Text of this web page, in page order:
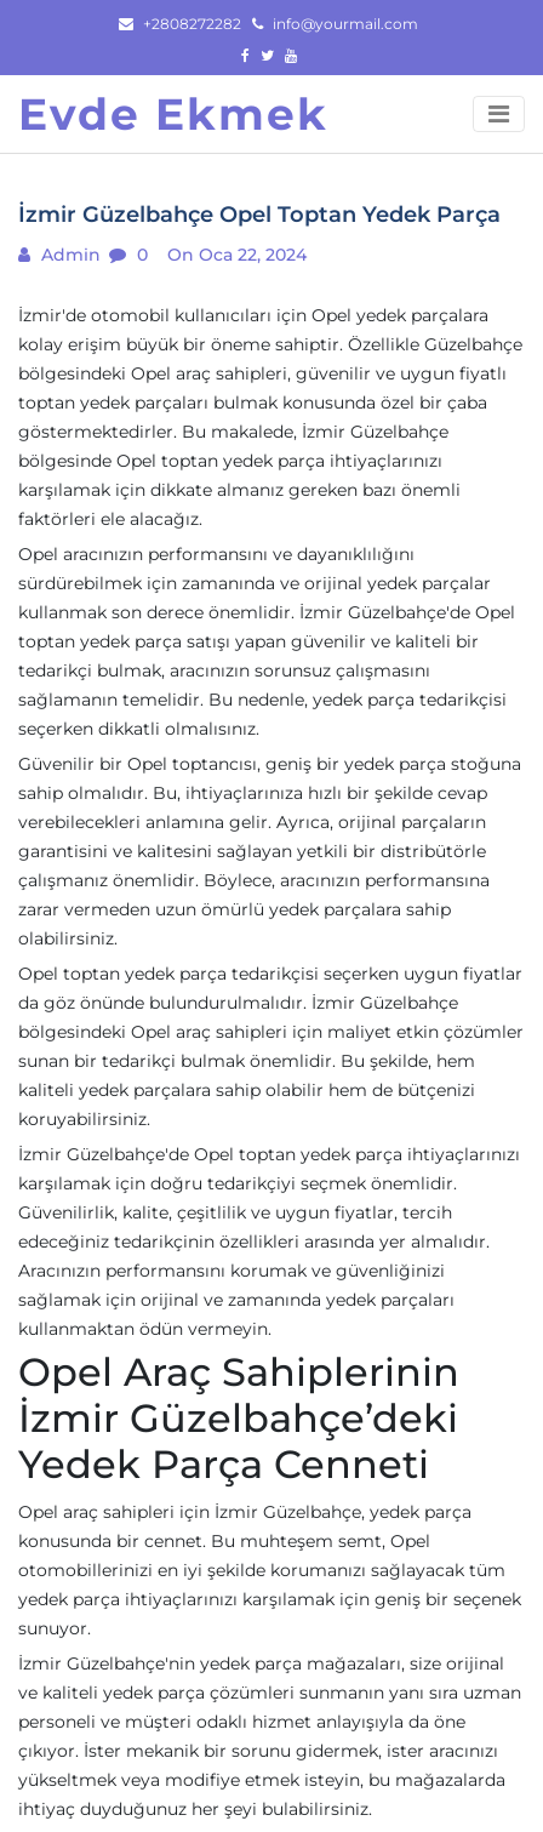
content
+2808272282 info@yourmail.com
Evde Ekmek
İzmir Güzelbahçe Opel Toptan Yedek Parça
Admin 0 On Oca 22, 2024
İzmir'de otomobil kullanıcıları için Opel yedek parçalara
kolay erişim büyük bir öneme sahiptir. Özellikle Güzelbahçe
bölgesindeki Opel araç sahipleri, güvenilir ve uygun fiyatlı
toptan yedek parçaları bulmak konusunda özel bir çaba
göstermektedirler. Bu makalede, İzmir Güzelbahçe
bölgesinde Opel toptan yedek parça ihtiyaçlarınızı
karşılamak için dikkate almanız gereken bazı önemli
faktörleri ele alacağız.
Opel aracınızın performansını ve dayanıklılığını
sürdürebilmek için zamanında ve orijinal yedek parçalar
kullanmak son derece önemlidir. İzmir Güzelbahçe'de Opel
toptan yedek parça satışı yapan güvenilir ve kaliteli bir
tedarikçi bulmak, aracınızın sorunsuz çalışmasını
sağlamanın temelidir. Bu nedenle, yedek parça tedarikçisi
seçerken dikkatli olmalısınız.
Güvenilir bir Opel toptancısı, geniş bir yedek parça stoğuna
sahip olmalıdır. Bu, ihtiyaçlarınıza hızlı bir şekilde cevap
verebilecekleri anlamına gelir. Ayrıca, orijinal parçaların
garantisini ve kalitesini sağlayan yetkili bir distribütörle
çalışmanız önemlidir. Böylece, aracınızın performansına
zarar vermeden uzun ömürlü yedek parçalara sahip
olabilirsiniz.
Opel toptan yedek parça tedarikçisi seçerken uygun fiyatlar
da göz önünde bulundurulmalıdır. İzmir Güzelbahçe
bölgesindeki Opel araç sahipleri için maliyet etkin çözümler
sunan bir tedarikçi bulmak önemlidir. Bu şekilde, hem
kaliteli yedek parçalara sahip olabilir hem de bütçenizi
koruyabilirsiniz.
İzmir Güzelbahçe'de Opel toptan yedek parça ihtiyaçlarınızı
karşılamak için doğru tedarikçiyi seçmek önemlidir.
Güvenilirlik, kalite, çeşitlilik ve uygun fiyatlar, tercih
edeceğiniz tedarikçinin özellikleri arasında yer almalıdır.
Aracınızın performansını korumak ve güvenliğinizi
sağlamak için orijinal ve zamanında yedek parçaları
kullanmaktan ödün vermeyin.
Opel Araç Sahiplerinin
İzmir Güzelbahçe’deki
Yedek Parça Cenneti
Opel araç sahipleri için İzmir Güzelbahçe, yedek parça
konusunda bir cennet. Bu muhteşem semt, Opel
otomobillerinizi en iyi şekilde korumanızı sağlayacak tüm
yedek parça ihtiyaçlarınızı karşılamak için geniş bir seçenek
sunuyor.
İzmir Güzelbahçe'nin yedek parça mağazaları, size orijinal
ve kaliteli yedek parça çözümleri sunmanın yanı sıra uzman
personeli ve müşteri odaklı hizmet anlayışıyla da öne
çıkıyor. İster mekanik bir sorunu gidermek, ister aracınızı
yükseltmek veya modifiye etmek isteyin, bu mağazalarda
ihtiyaç duyduğunuz her şeyi bulabilirsiniz.